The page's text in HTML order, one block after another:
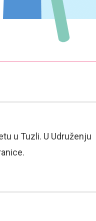
u Tuzli. U Udruženju